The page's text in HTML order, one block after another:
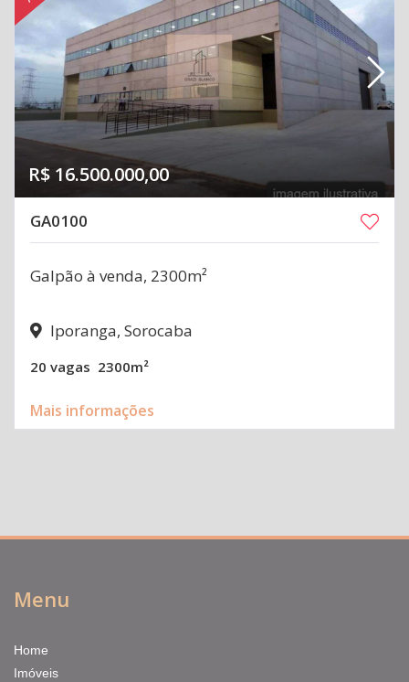
R$ 16.500.000,00
GA0100
Galpão à venda, 2300m²
Iporanga, Sorocaba
20 vagas 2300m²
Mais informações
Menu
Home
Imóveis